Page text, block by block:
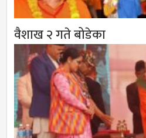
वैशाख २ गते बोडेका